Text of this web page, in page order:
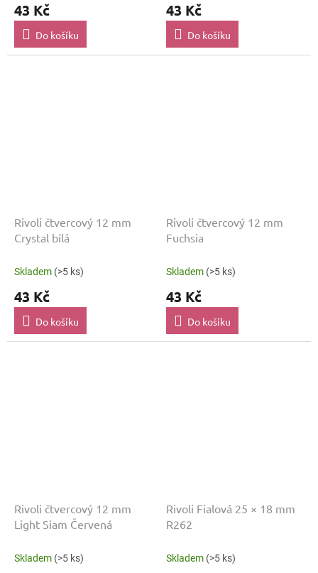
43 Kč
Do košíku
43 Kč
Do košíku
Rivoli čtvercový 12 mm
Crystal bílá
Skladem (>5 ks)
43 Kč
Do košíku
Rivoli čtvercový 12 mm
Fuchsia
Skladem (>5 ks)
43 Kč
Do košíku
Rivoli čtvercový 12 mm
Light Siam Červená
Skladem (>5 ks)
Rivoli Fialová 25 × 18 mm
R262
Skladem (>5 ks)